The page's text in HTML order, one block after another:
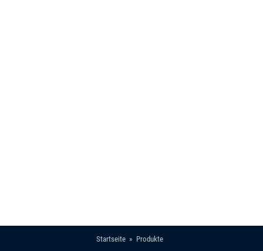
Startseite Produkte